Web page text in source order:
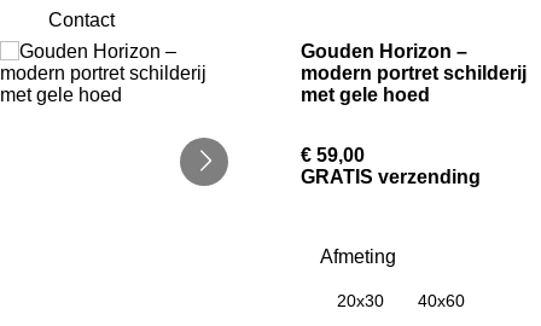
Contact
Gouden Horizon –
modern portret schilderij
met gele hoed
€ 59,00
GRATIS verzending
Afmeting
20x30 40x60